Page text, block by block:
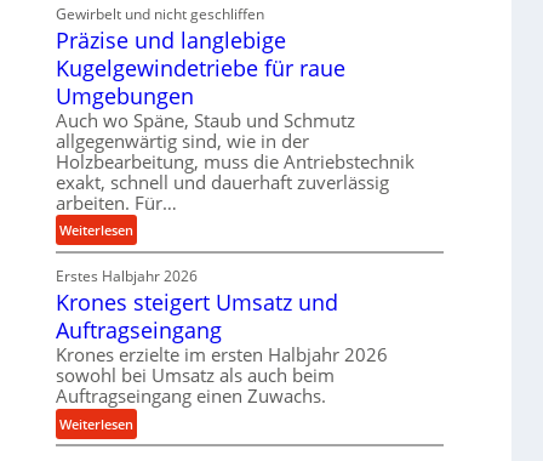
e
l
s
t
a
n
d
s
c
h
a
l
l
s
e
n
s
o
r
e
n
u
g
l
g
e
w
i
n
d
e
r
i
e
b
u
n
d
H
Gewirbelt und nicht geschliffen
Präzise und langlebige
Kugelgewindetriebe für raue
Umgebungen
Auch wo Späne, Staub und Schmutz
allgegenwärtig sind, wie in der
Holzbearbeitung, muss die Antriebstechnik
exakt, schnell und dauerhaft zuverlässig
arbeiten. Für…
Weiterlesen:
P
r
ä
i
s
e
u
n
Erstes Halbjahr 2026
Krones steigert Umsatz und
Auftragseingang
Krones erzielte im ersten Halbjahr 2026
sowohl bei Umsatz als auch beim
Auftragseingang einen Zuwachs.
Weiterlesen:
K